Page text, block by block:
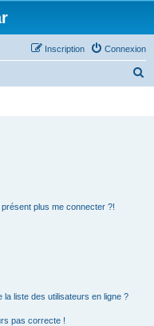
Connexion
Inscription
plus me connecter ?!
la liste des utilisateurs en ligne ?
pas correcte !